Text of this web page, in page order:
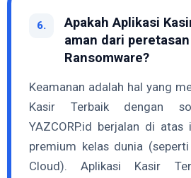
6.
Apakah Aplikasi
aman dari
Ransomware?
Keamanan adalah hal yang
Kasir Terbaik dengan
YAZCORP.id berjalan di
premium kelas dunia
Cloud). Aplikasi Kasir